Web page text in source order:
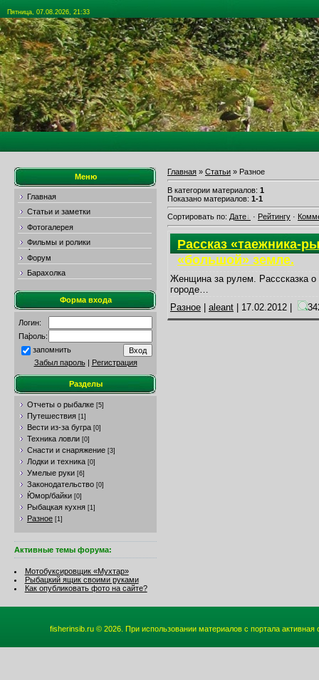
Пятница, 07.08.2026, 21:33
Меню
Главная
Статьи и заметки
Фотогалерея
Фильмы и ролики
Форум
Барахолка
Форма входа
Логин:
Пароль:
запомнить
Забыл пароль| Регистрация
Разделы
Отчеты о рыбалке [5]
Путешествия [1]
Вести из-за бугра [0]
Техника ловли [0]
Снасти и снаряжение [3]
Лодки и техника [0]
Умелые руки [6]
Законодательство [0]
Юмор/байки [0]
Рыбацкая кухня [1]
Разное [1]
Активные темы форума:
Мотобуксировщик «Мухтар»
Рыбацкий ящик своими руками
Как опубликовать фото на сайте?
Главная » Статьи » Разное
В категории материалов: 1
Показано материалов: 1-1
Сортировать по: Дате · Рейтингу ·
Рассказ «таежника-
«большой» земле.
Женщина за рулем. Расссказка
городе…
Разное
aleant 17.02.2012
fisherinsib.ru © 2026. При использовании материалов с портала активная